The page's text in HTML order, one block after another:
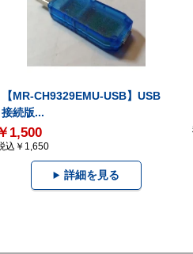
【MR-CH9329EMU-USB】USB
接続版...
￥1,500
込￥1,650
詳細を見る